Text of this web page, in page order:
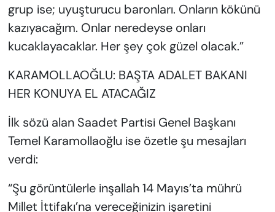
grup ise; uyuşturucu baronları. Onların kökünü
kazıyacağım. Onlar neredeyse onları
kucaklayacaklar. Her şey çok güzel olacak.”
KARAMOLLAOĞLU: BAŞTA ADALET BAKANI
HER KONUYA EL ATACAĞIZ
İlk sözü alan Saadet Partisi Genel Başkanı
Temel Karamollaoğlu ise özetle şu mesajları
verdi:
“Şu görüntülerle inşallah 14 Mayıs’ta mührü
Millet İttifakı’na vereceğinizin işaretini